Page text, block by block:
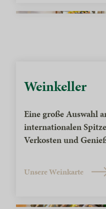
Weinkeller
Eine große Auswahl
internationalen
Verkosten und
Unsere Weinkarte